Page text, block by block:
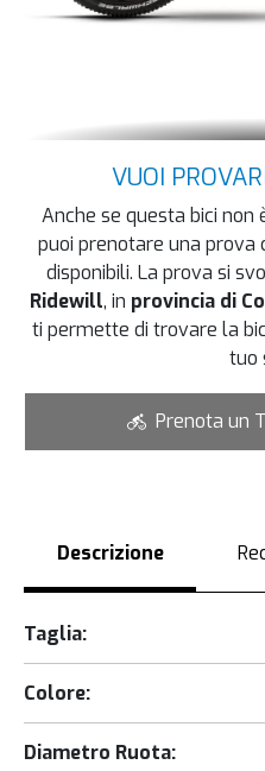
VUOI
Anche se questa bici non
puoi prenotare una prova
disponibili. La prova si
Ridewill, in provincia di
ti permette di trovare la
tuo
Prenota un
Descrizione
Taglia:
Colore:
Diametro Ruota: